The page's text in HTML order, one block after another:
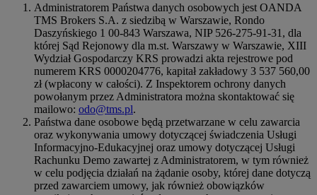
Administratorem Państwa danych osobowych jest OANDA
TMS Brokers S.A. z siedzibą w Warszawie, Rondo
Daszyńskiego 1 00-843 Warszawa, NIP 526-275-91-31, dla
której Sąd Rejonowy dla m.st. Warszawy w Warszawie, XIII
Wydział Gospodarczy KRS prowadzi akta rejestrowe pod
numerem KRS 0000204776, kapitał zakładowy 3 537 560,00
zł (wpłacony w całości). Z Inspektorem ochrony danych
powołanym przez Administratora można skontaktować się
mailowo: odo@tms.pl.
Państwa dane osobowe będą przetwarzane w celu zawarcia
oraz wykonywania umowy dotyczącej świadczenia Usługi
Informacyjno-Edukacyjnej oraz umowy dotyczącej Usługi
Rachunku Demo zawartej z Administratorem, w tym również
w celu podjęcia działań na żądanie osoby, której dane dotyczą
przed zawarciem umowy, jak również obowiązków